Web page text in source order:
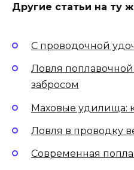
Другие статьи на ту
С проводочной
Ловля
забросом
Маховые удилища:
Ловля в проводку
Современная